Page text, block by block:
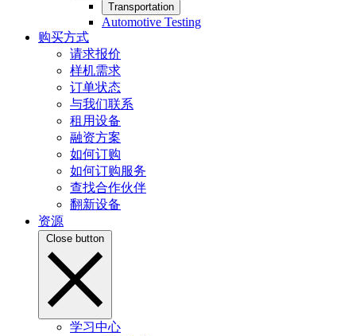
Transportation
Automotive Testing
购买方式
请求报价
样机需求
订单状态
与我们联系
租用设备
融资方案
如何订购
如何订购服务
查找合作伙伴
翻新设备
资源
Close button
学习中心